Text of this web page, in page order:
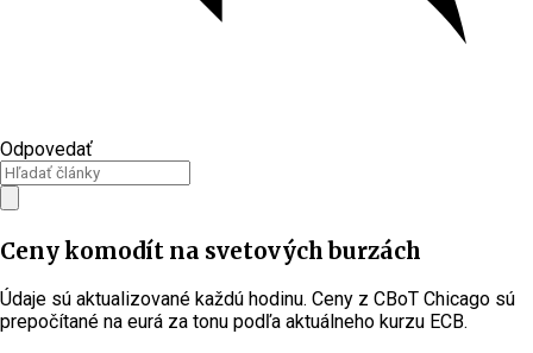
Odpovedať
Ceny komodít na svetových burzách
Údaje sú aktualizované každú hodinu. Ceny z CBoT Chicago sú
prepočítané na eurá za tonu podľa aktuálneho kurzu ECB.